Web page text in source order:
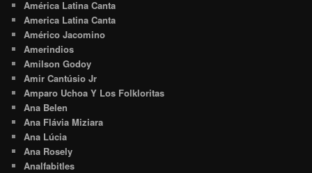
América Latina Canta
America Latina Canta
Américo Jacomino
Amerindios
Amilson Godoy
Amir Cantúsio Jr
Amparo Uchoa Y Los Folkloritas
Ana Belen
Ana Flávia Miziara
Ana Lúcia
Ana Rosely
Analfabitles